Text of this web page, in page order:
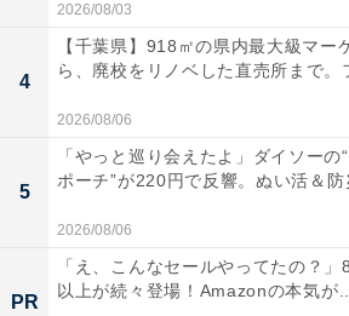
こちらもおすすめ
【楽天トラベルセール】
ート エレガンテ熱海」
鮮な地魚の舟盛りやア
2026/08/03
4
【千葉県】918㎡の県内最大級マー
ら、廃校をリノベした直売所まで。
2026/08/06
5
「やっと巡り会えたよ」ダイソーの
ポーチ”が220円で反響。ぬい活＆防
2026/08/06
PR
「え、こんなセールやってたの？
以上が続々登場！Amazonの本気が...